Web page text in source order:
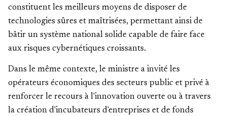
constituent les meilleurs moyens de disposer de
technologies sûres et maîtrisées, permettant ainsi de
bâtir un système national solide capable de faire face
aux risques cybernétiques croissants.
Dans le même contexte, le ministre a invité les
opérateurs économiques des secteurs public et privé à
renforcer le recours à l'innovation ouverte ou à travers
la création d'incubateurs d'entreprises et de fonds